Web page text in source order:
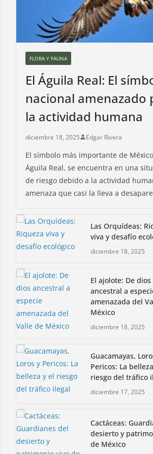
FLORA Y FAUNA
El Águila Real: El
nacional amenazado
la actividad humana
diciembre 18, 2025 Edgar Rivera
El símbolo más importante de
Águila Real, se encuentra en una
de riesgo debido a la actividad
amenaza que casi la lleva a
Las Orquídeas:
viva y desafío
diciembre 18, 2025
El ajolote: De dios
ancestral a
amenazada del
México
diciembre 18, 2025
Guacamayas,
Pericos: La
riesgo del tráfico
diciembre 17, 2025
Cactáceas:
desierto y
de México